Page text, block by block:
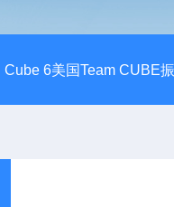
Cube 6美国Team CUBE